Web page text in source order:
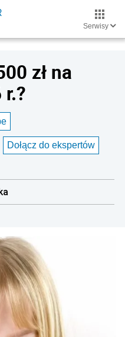
Serwisy
zł na
Dołącz do ekspertów